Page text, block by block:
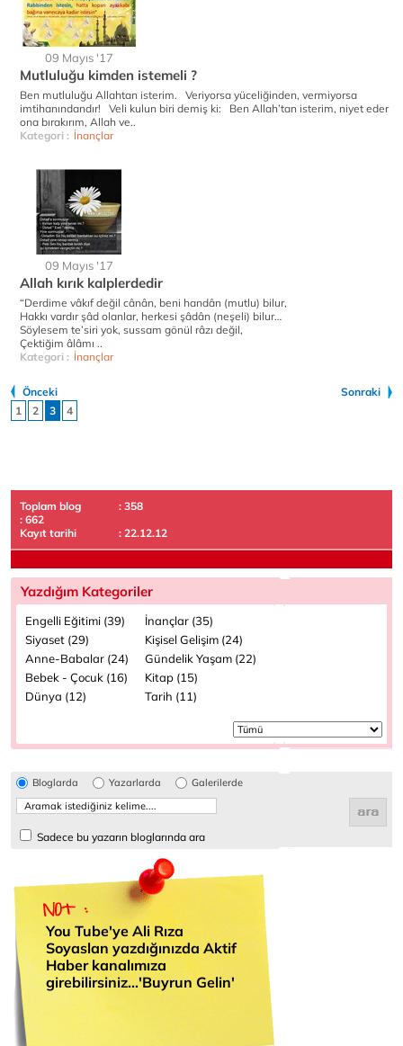
09 Mayıs '17
Mutluluğu kimden istemeli ?
Ben mutluluğu Allahtan isterim. Veriyorsa yüceliğinden, vermiyorsa
imtihanındandır! Veli kulun biri demiş ki: Ben Allah’tan isterim, niyet eder
ona bırakırım, Allah ve..
Kategori : İnançlar
09 Mayıs '17
Allah kırık kalplerdedir
“Derdime vâkıf değil cânân, beni handân (mutlu) bilur,
Hakkı vardır şâd olanlar, herkesi şâdân (neşeli) bilur…
Söylesem te’siri yok, sussam gönül râzı değil,
Çektiğim âlâmı ..
Kategori : İnançlar
Önceki
Sonraki
1
2 3 4
Toplam blog
: 358
: 662
Kayıt tarihi
: 22.12.12
Yazdığım Kategoriler
Engelli Eğitimi (39)
İnançlar (35)
Siyaset (29)
Kişisel Gelişim (24)
Anne-Babalar (24)
Gündelik Yaşam (22)
Bebek - Çocuk (16)
Kitap (15)
Dünya (12)
Tarih (11)
Bloglarda Yazarlarda Galerilerde
Sadece bu yazarın bloglarında ara
You Tube'ye Ali Rıza
Soyaslan yazdığınızda Aktif
Haber kanalımıza
girebilirsiniz...'Buyrun Gelin'